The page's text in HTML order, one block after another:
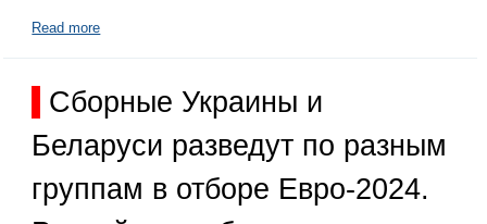
Read more
Сборные Украины и
Беларуси разведут по разным
группам в отборе Евро-2024.